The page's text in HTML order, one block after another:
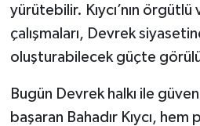
yürütebilir. Kıycı’nın
çalışmaları, Devrek
oluşturabilecek güçte
Bugün Devrek halkı ile güven
başaran Bahadır Kıycı,